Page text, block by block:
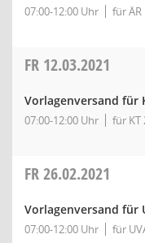
07:00-12:00 Uhr für ÄR
FR 12.03.2021
Vorlagenversand für
07:00-12:00 Uhr für KT
FR26.02.2021
Vorlagenversand für
07:00-12:00 Uhr für